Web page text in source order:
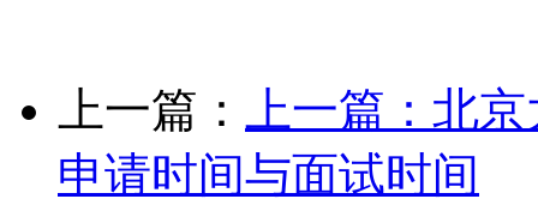
上一篇： 上一篇： 北京
申请时间与面试时间